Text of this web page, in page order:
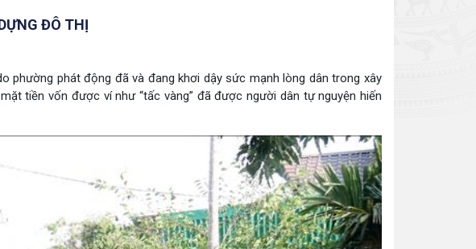
ĐÔ THỊ
phường phát động đã và đang khơi dậy sức mạnh lòng dân trong xây
tiền vốn được ví như “tấc vàng” đã được người dân tự nguyện hiến